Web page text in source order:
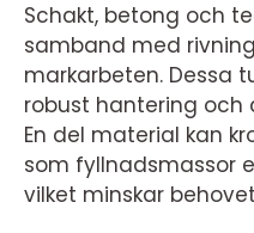
Schakt, betong och
samband med
markarbeten. Dessa
robust hantering och
En del material kan
som fyllnadsmassor
vilket minskar